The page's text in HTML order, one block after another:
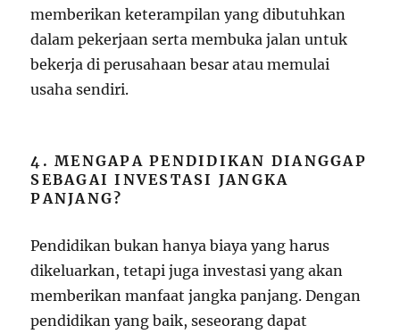
memberikan keterampilan yang dibutuhkan
dalam pekerjaan serta membuka jalan untuk
bekerja di perusahaan besar atau memulai
usaha sendiri.
4. MENGAPA PENDIDIKAN DIANGGAP
SEBAGAI INVESTASI JANGKA
PANJANG?
Pendidikan bukan hanya biaya yang harus
dikeluarkan, tetapi juga investasi yang akan
memberikan manfaat jangka panjang. Dengan
pendidikan yang baik, seseorang dapat